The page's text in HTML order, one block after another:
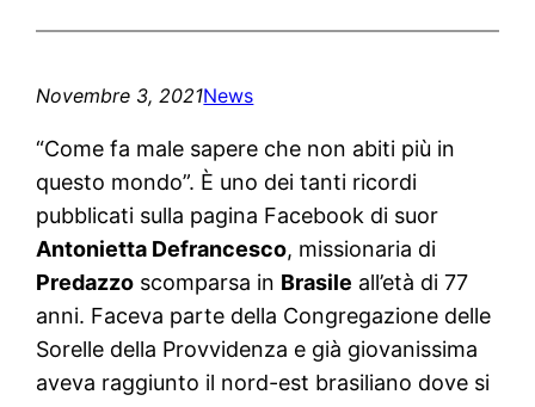
Novembre 3, 2021News
“Come fa male sapere che non abiti più in
questo mondo”. È uno dei tanti ricordi
pubblicati sulla pagina Facebook di suor
Antonietta Defrancesco, missionaria di
Predazzo scomparsa in Brasile all’età di 77
anni. Faceva parte della Congregazione delle
Sorelle della Provvidenza e già giovanissima
aveva raggiunto il nord-est brasiliano dove si